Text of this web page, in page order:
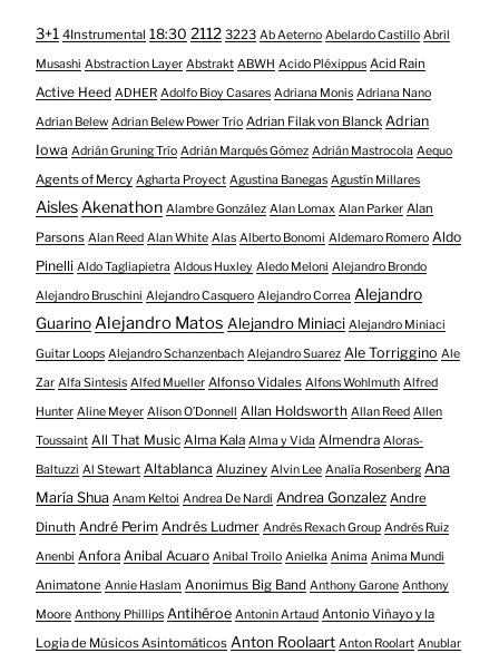
3+1 4Instrumental 18:30 2112 3223 Ab Aeterno Abelardo Castillo Abril
Musashi Abstraction Layer Abstrakt ABWH Acido Pléxippus Acid Rain
Active Heed ADHER Adolfo Bioy Casares Adriana Monis Adriana Nano
Adrian Belew Adrian Belew Power Trio Adrian Filak von Blanck Adrian
Iowa Adrián Gruning Trío Adrián Marqués Gómez Adrián Mastrocola Aequo
Agents of Mercy Agharta Proyect Agustina Banegas Agustín Millares
AislesAkenathon Alambre González Alan Lomax Alan Parker Alan
Parsons Alan Reed Alan White Alas Alberto Bonomi Aldemaro Romero Aldo
Pinelli Aldo Tagliapietra Aldous Huxley Aledo Meloni Alejandro Brondo
Alejandro Bruschini Alejandro Casquero Alejandro Correa Alejandro
GuarinoAlejandro Matos Alejandro Miniaci Alejandro Miniaci
Guitar Loops Alejandro Schanzenbach Alejandro Suarez Ale Torriggino Ale
Zar Alfa Sintesis Alfed Mueller Alfonso Vidales Alfons Wohlmuth Alfred
Hunter Aline Meyer Alison O​’​Donnell Allan Holdsworth Allan Reed Allen
Toussaint All That Music Alma Kala Alma y Vida Almendra Aloras-
Baltuzzi Al Stewart Altablanca Aluziney Alvin Lee Analía Rosenberg Ana
María Shua Anam Keltoi Andrea De Nardi Andrea Gonzalez Andre
Dinuth André Perim Andrés Ludmer Andrés Rexach Group Andrés Ruiz
Anenbi Anfora Anibal Acuaro Anibal Troilo Anielka Anima Anima Mundi
Animatone Annie Haslam Anonimus Big Band Anthony Garone Anthony
Moore Anthony Phillips Antihéroe Antonin Artaud Antonio Viñayo y la
Logia de Músicos Asintomáticos Anton Roolaart Anton Roolart Anublar